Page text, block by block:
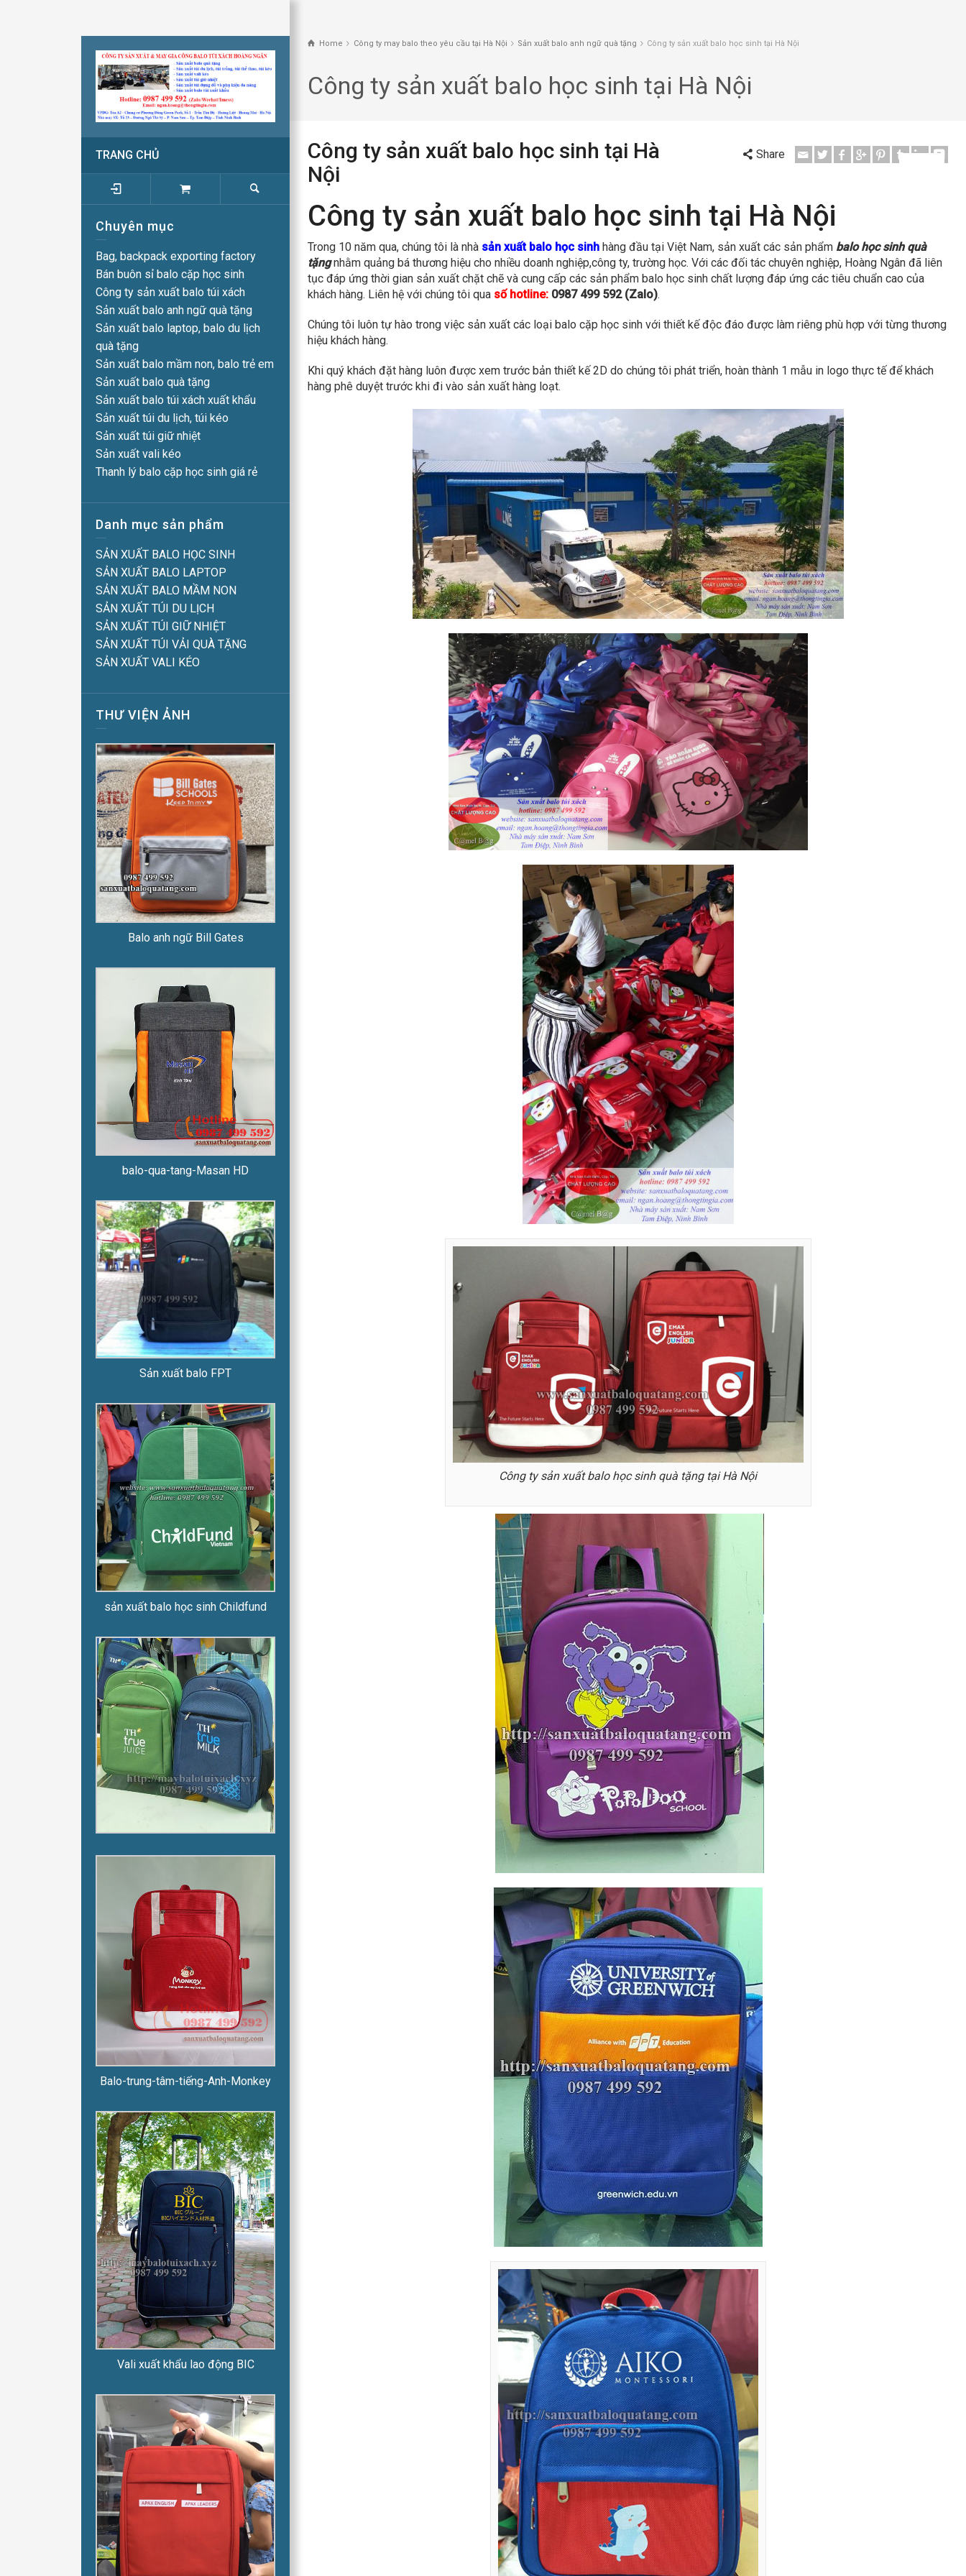
TRANG CHỦ
Chuyên mục
Bag, backpack exporting factory
Bán buôn sỉ balo cặp học sinh
Công ty sản xuất balo túi xách
Sản xuất balo anh ngữ quà tặng
Sản xuất balo laptop, balo du lịch
quà tặng
Sản xuất balo mầm non, balo trẻ em
Sản xuất balo quà tặng
Sản xuất balo túi xách xuất khẩu
Sản xuất túi du lịch, túi kéo
Sản xuất túi giữ nhiệt
Sản xuất vali kéo
Thanh lý balo cặp học sinh giá rẻ
Danh mục sản phẩm
SẢN XUẤT BALO HỌC SINH
SẢN XUẤT BALO LAPTOP
SẢN XUẤT BALO MẦM NON
SẢN XUẤT TÚI DU LỊCH
SẢN XUẤT TÚI GIỮ NHIỆT
SẢN XUẤT TÚI VẢI QUÀ TẶNG
SẢN XUẤT VALI KÉO
THƯ VIỆN ẢNH
Balo anh ngữ Bill Gates
balo-qua-tang-Masan HD
Sản xuất balo FPT
sản xuất balo học sinh Childfund
Balo-trung-tâm-tiếng-Anh-Monkey
Vali xuất khẩu lao động BIC
Home Công ty may balo theo yêu cầu tại Hà Nội Sản xuất balo anh ngữ quà tặng Công ty sản xuất balo học sinh tại Hà Nội
Công ty sản xuất balo học sinh tại Hà Nội
Công ty sản xuất balo học sinh tại Hà
Nội
Share
Công ty sản xuất balo học sinh tại Hà Nội
Trong 10 năm qua, chúng tôi là nhà sản xuất balo học sinh hàng đầu tại Việt Nam, sản xuất các sản phẩm balo học sinh quà
tặngnhằm quảng bá thương hiệu cho nhiều doanh nghiệp,công ty, trường học. Với các đối tác chuyên nghiệp, Hoàng Ngân đã liên
tục đáp ứng thời gian sản xuất chặt chẽ và cung cấp các sản phẩm balo học sinh chất lượng đáp ứng các tiêu chuẩn cao của
khách hàng. Liên hệ với chúng tôi qua số hotline: 0987 499 592 (Zalo).
Chúng tôi luôn tự hào trong việc sản xuất các loại balo cặp học sinh với thiết kế độc đáo được làm riêng phù hợp với từng thương
hiệu khách hàng.
Khi quý khách đặt hàng luôn được xem trước bản thiết kế 2D do chúng tôi phát triển, hoàn thành 1 mẫu in logo thực tế để khách
hàng phê duyệt trước khi đi vào sản xuất hàng loạt.
Công ty sản xuất balo học sinh quà tặng tại Hà Nội